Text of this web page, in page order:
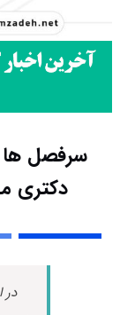
سرفصل ها
دکتری
در